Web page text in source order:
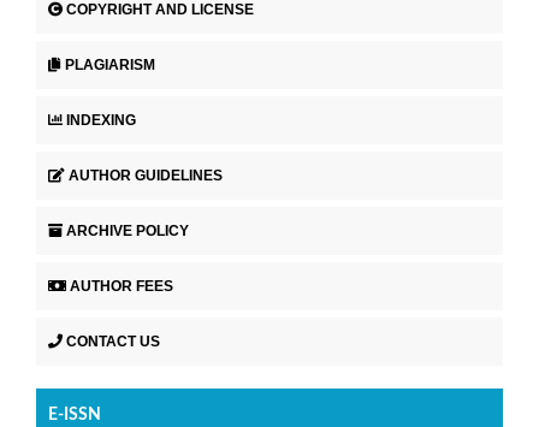
COPYRIGHT AND LICENSE
PLAGIARISM
INDEXING
AUTHOR GUIDELINES
ARCHIVE POLICY
AUTHOR FEES
CONTACT US
E-ISSN